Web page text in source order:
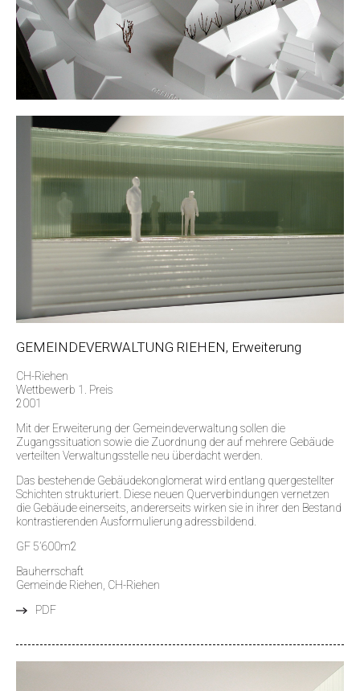
GEMEINDEVERWALTUNG RIEHEN, Erweiterung
CH-Riehen
Wettbewerb 1. Preis
2001
Mit der Erweiterung der Gemeindeverwaltung sollen die
Zugangssituation sowie die Zuordnung der auf mehrere Gebäude
verteilten Verwaltungsstelle neu überdacht werden.
Das bestehende Gebäudekonglomerat wird entlang quergestellter
Schichten strukturiert. Diese neuen Querverbindungen vernetzen
die Gebäude einerseits, andererseits wirken sie in ihrer den Bestand
kontrastierenden Ausformulierung adressbildend.
GF 5’600m2
Bauherrschaft
Gemeinde Riehen, CH-Riehen
PDF